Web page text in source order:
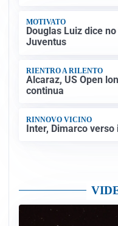
MOTIVATO
Douglas Luiz dice
Juventus
RIENTRO A RILENTO
Alcaraz, US Open
continua
RINNOVO VICINO
Inter, Dimarco